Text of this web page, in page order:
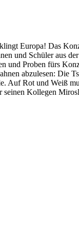
Europa! Das
und Schüler aus
und Proben fürs
abzulesen: Die
Auf Rot und Weiß
Kollegen